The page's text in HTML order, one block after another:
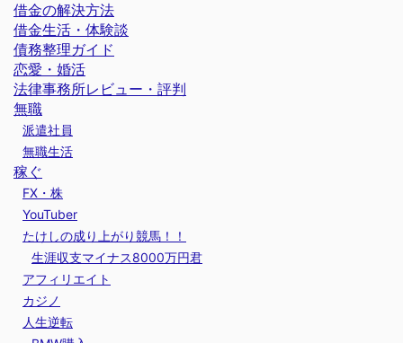
借金の解決方法
借金生活・体験談
債務整理ガイド
恋愛・婚活
法律事務所レビュー・評判
無職
派遣社員
無職生活
稼ぐ
FX・株
YouTuber
たけしの成り上がり競馬！！
生涯収支マイナス8000万円君
アフィリエイト
カジノ
人生逆転